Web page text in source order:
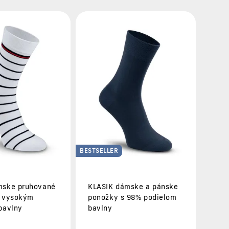
pruhované
BESTSELLER
KLASIK dámske a pánske
ponožky s 98% podielom
bavlny